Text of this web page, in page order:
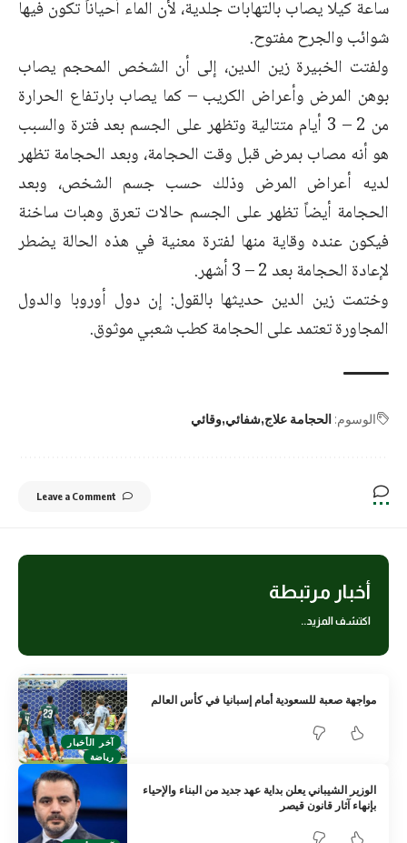
ساعة كيلا يصاب بالتهابات جلدية، لأن الماء أحياناً تكون فيها
شوائب والجرح مفتوح.
ولفتت الخبيرة زين الدين، إلى أن الشخص المحجم يصاب
بوهن المرض وأعراض الكريب – كما يصاب بارتفاع الحرارة
من 2 – 3 أيام متتالية وتظهر على الجسم بعد فترة والسبب
هو أنه مصاب بمرض قبل وقت الحجامة، وبعد الحجامة تظهر
لديه أعراض المرض وذلك حسب جسم الشخص، وبعد
الحجامة أيضاً تظهر على الجسم حالات تعرق وهبات ساخنة
فيكون عنده وقاية منها لفترة معنية في هذه الحالة يضطر
لإعادة الحجامة بعد 2 – 3 أشهر.
وختمت زين الدين حديثها بالقول: إن دول أوروبا والدول
المجاورة تعتمد على الحجامة كطب شعبي موثوق.
الوسوم: الحجامة علاج شفائي وقائي
Leave a Comment
أخبار مرتبطة
اكتشف المزيد..
آخر الأخبار
رياضة
مواجهة صعبة للسعودية أمام إسبانيا في كأس العالم
الوزير الشيباني يعلن بداية عهد جديد من البناء والإحياء
بإنهاء آثار قانون قيصر